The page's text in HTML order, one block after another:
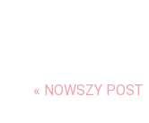
« NOWSZY POST